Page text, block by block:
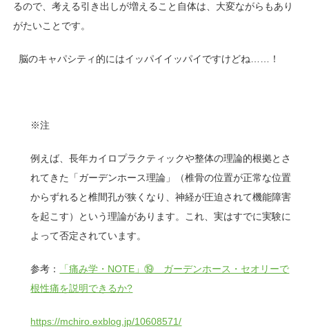
るので、考える引き出しが増えること自体は、大変ながらもあり
がたいことです。
脳のキャパシティ的にはイッパイイッパイですけどね……！
※注
例えば、長年カイロプラクティックや整体の理論的根拠とさ
れてきた「ガーデンホース理論」（椎骨の位置が正常な位置
からずれると椎間孔が狭くなり、神経が圧迫されて機能障害
を起こす）という理論があります。これ、実はすでに実験に
よって否定されています。
参考：
「痛み学・NOTE」⑲ ガーデンホース・セオリーで
根性痛を説明できるか?
https://mchiro.exblog.jp/10608571/